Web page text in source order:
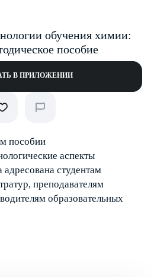
обучения химии:
пособие
В ПРИЛОЖЕНИИ
пособии
аспекты
студентам
преподавателям
образовательных